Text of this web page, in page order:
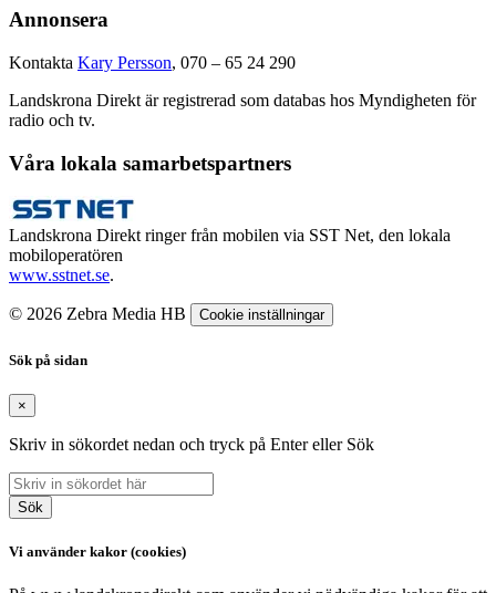
Annonsera
Kontakta Kary Persson, 070 – 65 24 290
Landskrona Direkt är registrerad som databas hos Myndigheten för
radio och tv.
Våra lokala samarbetspartners
Landskrona Direkt ringer från mobilen via SST Net, den lokala
mobiloperatören
www.sstnet.se.
© 2026 Zebra Media HB Cookie inställningar
Sök på sidan
×
Skriv in sökordet nedan och tryck på Enter eller Sök
Sök
Vi använder kakor (cookies)